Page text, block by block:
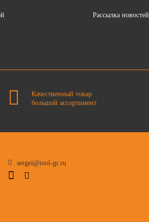
Рассылка новостей
Качественный товар
большой ассортимент
sergei@tool-gr.ru